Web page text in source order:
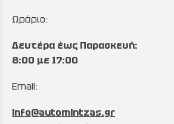
Ωράριο:
Δευτέρα έως Παρασκευή:
8:00 με 17:00
Email:
info@automintzas.gr